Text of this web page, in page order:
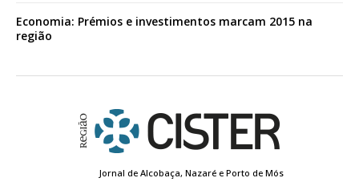
Economia: Prémios e investimentos marcam 2015 na
região
Jornal de Alcobaça, Nazaré e Porto de Mós